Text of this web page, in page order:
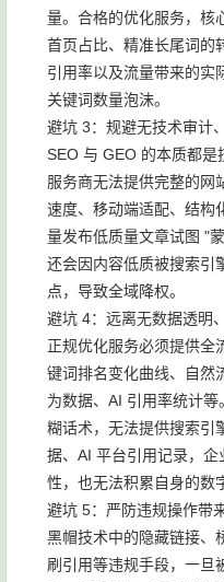
量。合格的优化服务，核
首页占比、精准长尾词的
引用率以及流量带来的实
关键词数量泡沫。
避坑 3：规避无技术审计
SEO 与 GEO 的本质都
服务商无法提供完整的网
速度、移动端适配、结构
量发布低质量文章试图 "
还会因内容低质被搜索引
点，导致全域降权。
避坑 4：远离无数据透明
正规优化服务必须提供全
键词排名变化曲线、自然
为数据、AI 引用率统计
糊话术，无法提供搜索引
据、AI 平台引用记录，
性，也无法积累自身的数
避坑 5：严防违规操作带
黑帽技术中的隐藏链接、
刷引用等违规手段，一旦